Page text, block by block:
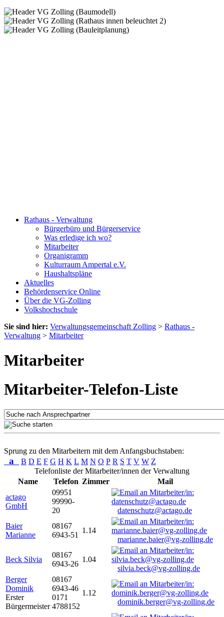
Rathaus - Verwaltung
Bürgerbüro und Bürgerservice
Was erledige ich wo?
Mitarbeiter
Organigramm
Kulturraum Ampertal e.V.
Haushaltspläne
Aktuelles
Behördenservice Online
Über die VG-Zolling
Volkshochschule
Sie sind hier: Verwaltungsgemeinschaft Zolling > Rathaus -
Verwaltung > Mitarbeiter
Mitarbeiter
Mitarbeiter-Telefon-Liste
Sprung zu den Mitarbeitern mit dem Anfangsbuchstaben:
a B D E F G H K L M N O P R S T V W Z
Telefonliste der Mitarbeiter/innen der Verwaltung
Name
Telefon Zimmer
Mail
actago
GmbH
09951
99990-
20
datenschutz@actago.de
Baier
Marianne
08167
6943-51
1.14
marianne.baier@vg-zolling.de
Beck Silvia
08167
6943-26
1.04
silvia.beck@vg-zolling.de
Berger
Dominik
Erster
Bürgermeister
08167
6943-46
0171
4788152
1.12
dominik.berger@vg-zolling.de